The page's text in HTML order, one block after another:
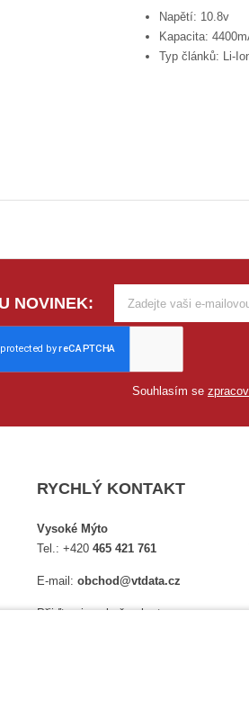
Napětí: 10.8v
Kapacita:
Typ článků: Li-
NOVINEK:
Souhlasím se
RYCHLÝ KONTAKT
Vysoké Mýto
Tel.:+420465 421 761
E-mail:obchod@vtdata.cz
Přijďte si osobně vybrat: